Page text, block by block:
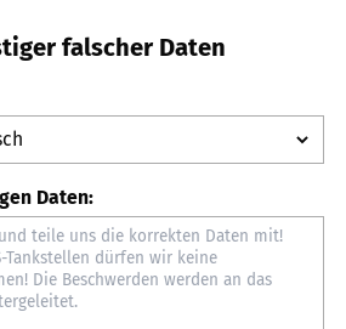
falscher Daten
Daten: